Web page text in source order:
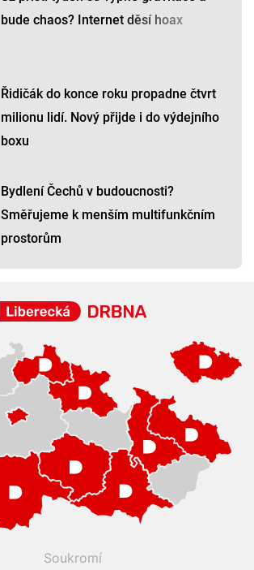
bude chaos? Internet děsí hoax
Řidičák do konce roku propadne čtvrt
milionu lidí. Nový přijde i do výdejního
boxu
Bydlení Čechů v budoucnosti?
Směřujeme k menším multifunkčním
prostorům
Soukromí